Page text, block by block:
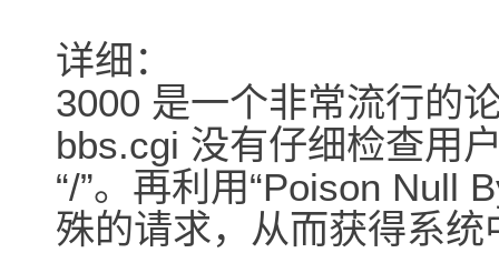
详细：
3000 是一个非常流行的
bbs.cgi 没有仔细检查用
“/”。再利用“Poison Null
殊的请求，从而获得系